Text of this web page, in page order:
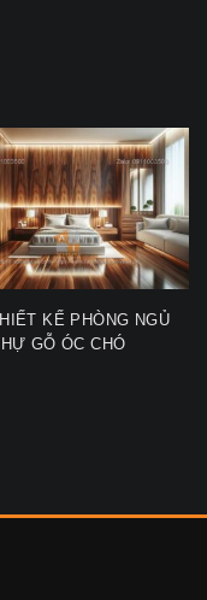
KẾ PHÒNG NGỦ
GỖ ÓC CHÓ